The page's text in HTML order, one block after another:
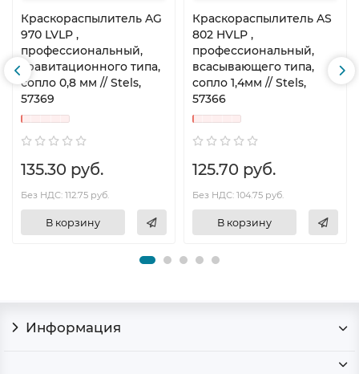
Краскораспылитель AG
970 LVLP ,
профессиональный,
гравитационного типа,
сопло 0,8 мм // Stels,
57369
135.30 руб.
Без НДС: 112.75 руб.
В корзину
Краскораспылитель AS
802 HVLP ,
профессиональный,
всасывающего типа,
сопло 1,4мм // Stels,
57366
125.70 руб.
Без НДС: 104.75 руб.
В корзину
Информация